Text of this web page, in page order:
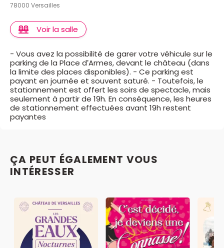
78000 Versailles
Voir la salle
- Vous avez la possibilité de garer votre véhicule sur le
parking de la Place d’Armes, devant le château (dans
la limite des places disponibles). - Ce parking est
payant en journée et souvent saturé. - Toutefois, le
stationnement est offert les soirs de spectacle, mais
seulement à partir de 19h. En conséquence, les heures
de stationnement effectuées avant 19h restent
payantes
ÇA PEUT ÉGALEMENT VOUS
INTÉRESSER